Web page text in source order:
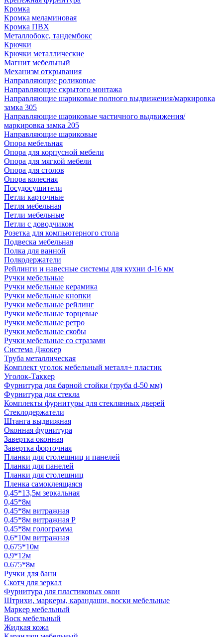
Кромка
Кромка меламиновая
Кромка ПВХ
Металлобокс, тандембокс
Крючки
Крючки металлические
Магнит мебельный
Механизм открывания
Направляющие роликовые
Направляющие скрытого монтажа
Направляющие шариковые полного выдвижения/маркировка
замка 305
Направляющие шариковые частичного выдвижения/
маркировка замка 205
Направляющие шариковые
Опора мебельная
Опора для корпусной мебели
Опора для мягкой мебели
Опора для столов
Опора колесная
Посудосушители
Петли карточные
Петля мебельная
Петли мебельные
Петли с доводчиком
Розетка для компьютерного стола
Подвеска мебельная
Полка для ванной
Полкодержатели
Рейлинги и навесные системы для кухни d-16 мм
Ручки мебельные
Ручки мебельные керамика
Ручки мебельные кнопки
Ручки мебельные рейлинг
Ручки мебельные торцевые
Ручки мебельные ретро
Ручки мебельные скобы
Ручки мебельные со стразами
Система Джокер
Труба металлическая
Комплект уголок мебельный металл+ пластик
Уголок-Таккер
Фурнитура для барной стойки (труба d-50 мм)
Фурнитура для стекла
Комплекты фурнитуры для стеклянных дверей
Стеклодержатели
Штанга выдвижная
Оконная фурнитура
Завертка оконная
Завертка форточная
Планки для столешниц и панелей
Планки для панелей
Планки для столешниц
Пленка самоклеящаяся
0,45*13,5м зеркальная
0,45*8м
0,45*8м витражная
0,45*8м витражная Р
0,45*8м голограмма
0,6*10м витражная
0,675*10м
0,9*12м
0.675*8м
Ручки для бани
Скотч для зеркал
Фурнитура для пластиковых окон
Штрихи, маркеры, карандаши, воски мебельные
Маркер мебельный
Воск мебельный
Жидкая кожа